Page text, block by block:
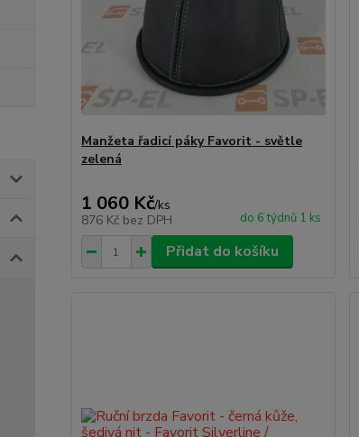
Manžeta řadicí páky Favorit - světle
zelená
1 060 Kč/ks
876 Kč bez DPH do 6 týdnů 1 ks
Přidat do košíku